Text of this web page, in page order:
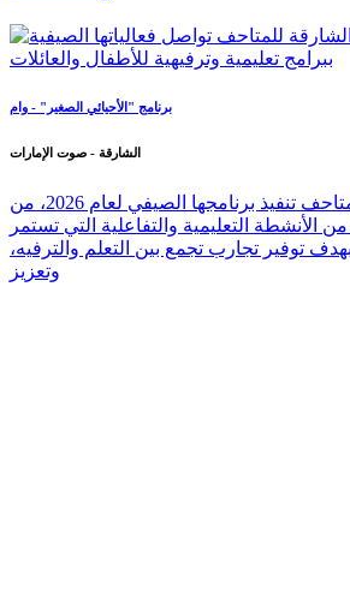
برنامج "الأحيائي الصغير" - وام
الشارقة - صوت الإمارات
تواصل هيئة الشارقة للمتاحف تنفيذ برنامجها الصيفي لعام 2026، من
الأنشطة التعليمية والتفاعلية التي تستمر
توفير تجارب تجمع بين التعلم والترفيه،
وتعزيز